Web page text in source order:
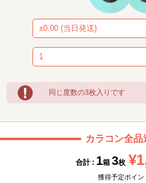
同じ度数の3枚入りです
カラコン全品
合計 : 1箱 3枚
獲得予定ポイン